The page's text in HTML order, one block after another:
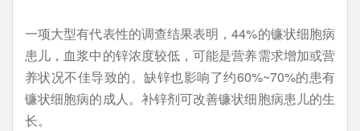
一项大型有代表性的调查结果表明，44%的镰状细胞病
患儿，血浆中的锌浓度较低，可能是营养需求增加或营
养状况不佳导致的。缺锌也影响了约60%~70%的患有
镰状细胞病的成人。补锌剂可改善镰状细胞病患儿的生
长。